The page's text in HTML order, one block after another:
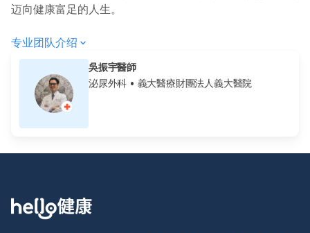
迈向健康富足的人生。
专业团队介绍
吳振宇醫師
泌尿外科 • 義大醫療財團法人義大醫院